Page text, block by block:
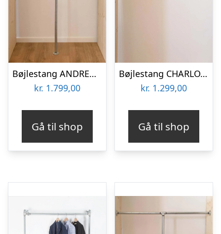
Bøjlestang ANDREA sølv med hylde – Bestil på specialmål (hylden er ikke vist på billedet)
kr. 1.799,00
Gå til shop
Bøjlestang CHARLOTTE sort med messing
kr. 1.299,00
Gå til shop